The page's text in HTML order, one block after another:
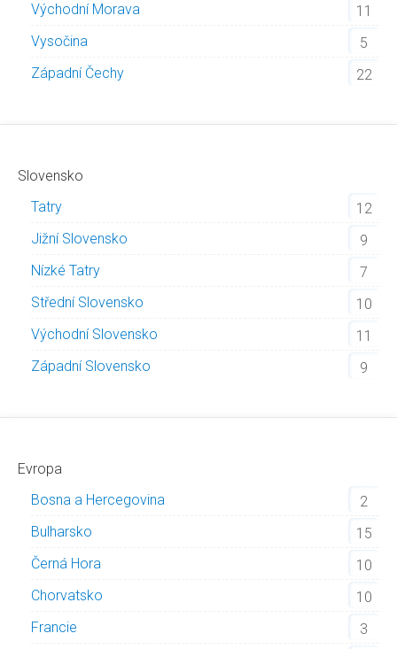
Východní Morava
11
Vysočina
5
Západní Čechy
22
Slovensko
Tatry
12
Jižní Slovensko
9
Nízké Tatry
7
Střední Slovensko
10
Východní Slovensko
11
Západní Slovensko
9
Evropa
Bosna a Hercegovina
2
Bulharsko
15
Černá Hora
10
Chorvatsko
10
Francie
3